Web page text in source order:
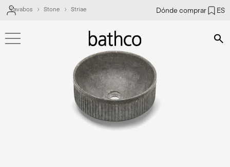
Dónde comprar ES
Lavabos Stone Striae